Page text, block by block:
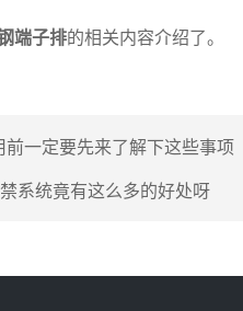
端子排的相关内容介绍了。
前一定要先来了解下这些事项
系统竟有这么多的好处呀